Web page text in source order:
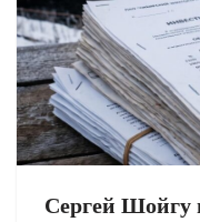
Сергей Шойгу